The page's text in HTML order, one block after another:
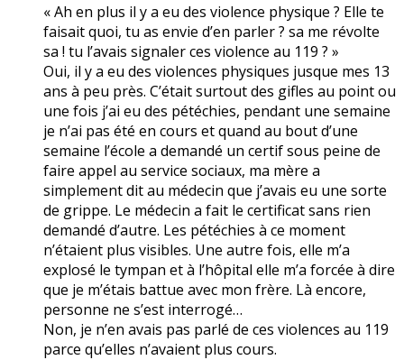
« Ah en plus il y a eu des violence physique ? Elle te
faisait quoi, tu as envie d’en parler ? sa me révolte
sa ! tu l’avais signaler ces violence au 119 ? »
Oui, il y a eu des violences physiques jusque mes 13
ans à peu près. C’était surtout des gifles au point ou
une fois j’ai eu des pétéchies, pendant une semaine
je n’ai pas été en cours et quand au bout d’une
semaine l’école a demandé un certif sous peine de
faire appel au service sociaux, ma mère a
simplement dit au médecin que j’avais eu une sorte
de grippe. Le médecin a fait le certificat sans rien
demandé d’autre. Les pétéchies à ce moment
n’étaient plus visibles. Une autre fois, elle m’a
explosé le tympan et à l’hôpital elle m’a forcée à dire
que je m’étais battue avec mon frère. Là encore,
personne ne s’est interrogé…
Non, je n’en avais pas parlé de ces violences au 119
parce qu’elles n’avaient plus cours.